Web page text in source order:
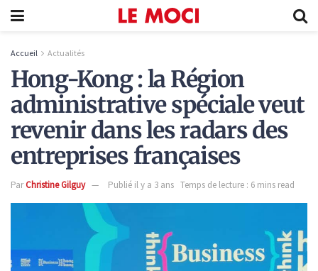
Accueil Actualités
Hong-Kong : la Région
administrative spéciale veut
revenir dans les radars des
entreprises françaises
ParChristine Gilguy Publié il y a 3 ans Temps de lecture : 6 mins read